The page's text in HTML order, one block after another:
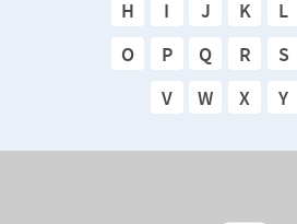
H
I J K L
O
P Q R S
V
W X Y